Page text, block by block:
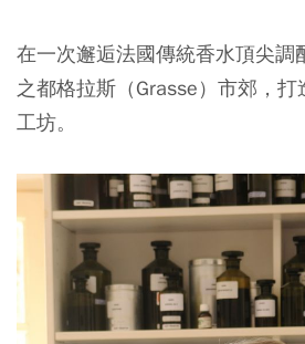
在一次邂逅法國傳統香水頂尖調
之都格拉斯（Grasse）市郊，
工坊。